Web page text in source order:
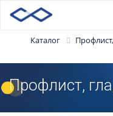
Каталог
Профлист,